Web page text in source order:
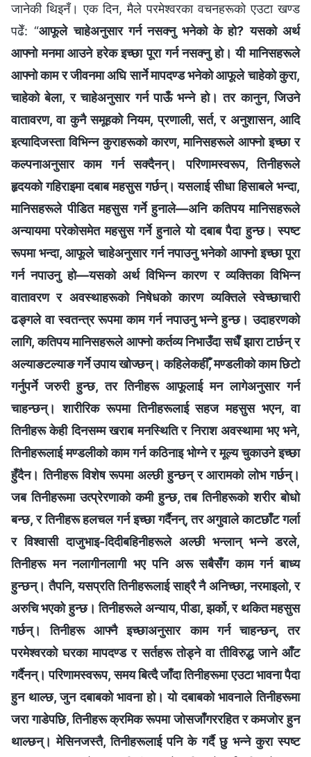
जानेकी थिइनँ। एक दिन, मैले परमेश्‍वरका वचनहरूको एउटा खण्ड
पढेँ: “आफूले चाहेअनुसार गर्न नसक्‍नु भनेको के हो? यसको अर्थ
आफ्‍नो मनमा आउने हरेक इच्छा पूरा गर्न नसक्‍नु हो। यी मानिसहरूले
आफ्‍नो काम र जीवनमा अघि सार्ने मापदण्ड भनेको आफूले चाहेको कुरा,
चाहेको बेला, र चाहेअनुसार गर्न पाऊँ भन्‍ने हो। तर कानुन, जिउने
वातावरण, वा कुनै समूहको नियम, प्रणाली, सर्त, र अनुशासन, आदि
इत्यादिजस्ता विभिन्‍न कुराहरूको कारण, मानिसहरूले आफ्‍नो इच्छा र
कल्‍पनाअनुसार काम गर्न सक्दैनन्। परिणामस्वरूप, तिनीहरूले
हृदयको गहिराइमा दबाब महसुस गर्छन्। यसलाई सीधा हिसाबले भन्दा,
मानिसहरूले पीडित महसुस गर्ने हुनाले—अनि कतिपय मानिसहरूले
अन्यायमा परेकोसमेत महसुस गर्ने हुनाले यो दबाब पैदा हुन्छ। स्पष्ट
रूपमा भन्दा, आफूले चाहेअनुसार गर्न नपाउनु भनेको आफ्‍नो इच्छा पूरा
गर्न नपाउनु हो—यसको अर्थ विभिन्‍न कारण र व्यक्तिका विभिन्‍न
वातावरण र अवस्थाहरूको निषेधको कारण व्यक्तिले स्वेच्‍छाचारी
ढङ्गले वा स्वतन्त्र रूपमा काम गर्न नपाउनु भन्‍ने हुन्छ। उदाहरणको
लागि, कतिपय मानिसहरूले आफ्‍नो कर्तव्य निभाउँदा सधैँ झारा टार्छन् र
अल्याङटल्याङ गर्ने उपाय खोज्छन्। कहिलेकहीँ, मण्डलीको काम छिटो
गर्नुपर्ने जरुरी हुन्छ, तर तिनीहरू आफूलाई मन लागेअनुसार गर्न
चाहन्छन्। शारीरिक रूपमा तिनीहरूलाई सहज महसुस भएन, वा
तिनीहरू केही दिनसम्‍म खराब मनस्थिति र निराश अवस्थामा भए भने,
तिनीहरूलाई मण्डलीको काम गर्न कठिनाइ भोग्‍ने र मूल्य चुकाउने इच्छा
हुँदैन। तिनीहरू विशेष रूपमा अल्छी हुन्छन् र आरामको लोभ गर्छन्।
जब तिनीहरूमा उत्प्रेरणाको कमी हुन्छ, तब तिनीहरूको शरीर बोधो
बन्छ, र तिनीहरू हलचल गर्न इच्छा गर्दैनन्, तर अगुवाले काटछाँट गर्ला
र विश्‍वासी दाजुभाइ-दिदीबहिनीहरूले अल्छी भन्लान् भन्‍ने डरले,
तिनीहरू मन नलागीनलागी भए पनि अरू सबैसँग काम गर्न बाध्य
हुन्छन्। तैपनि, यसप्रति तिनीहरूलाई साह्रै नै अनिच्छा, नरमाइलो, र
अरुचि भएको हुन्छ। तिनीहरूले अन्याय, पीडा, झर्को, र थकित महसुस
गर्छन्। तिनीहरू आफ्‍नै इच्छाअनुसार काम गर्न चाहन्छन्, तर
परमेश्‍वरको घरका मापदण्ड र सर्तहरू तोड्ने वा तीविरुद्ध जाने आँट
गर्दैनन्। परिणामस्वरूप, समय बित्दै जाँदा तिनीहरूमा एउटा भावना पैदा
हुन थाल्छ, जुन दबाबको भावना हो। यो दबाबको भावनाले तिनीहरूमा
जरा गाडेपछि, तिनीहरू क्रमिक रूपमा जोसजाँगररहित र कमजोर हुन
थाल्छन्। मेसिनजस्तै, तिनीहरूलाई पनि के गर्दै छु भन्‍ने कुरा स्पष्ट